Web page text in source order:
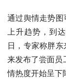
通过舆情走势
上升趋势，到
日，专家称胖
来发布了尝面员
情热度开始呈下